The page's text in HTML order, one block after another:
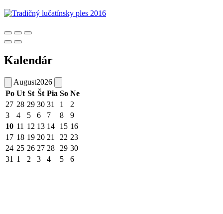
Kalendár
August2026
Po Ut St Št Pia So Ne
27 28 29 30 31 1
2
3
4 5 6 7 8
9
10 11 12 13 14 15 16
17 18 19 20 21 22 23
24 25 26 27 28 29 30
31 1 2 3 4 5 6